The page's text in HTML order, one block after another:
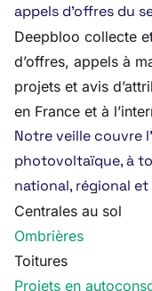
appels d’offres du
Deepbloo collecte
d’offres, appels à
projets et avis
en France et à
Notre veille couvre
photovoltaïque, à
national, régional et
Centrales au sol
Ombrières
Toitures
Projets en